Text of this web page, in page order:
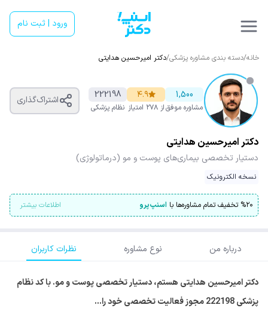
ورود | ثبت نام
خانه/دسته بندی مشاوره پزشکی/دکتر امیرحسین هدایتی
1,500
مشاوره موفق
۴.۹
از ۲۷۸ امتیاز
222198
نظام پزشکی
اشتراک‌گذاری
دکتر امیرحسین هدایتی
دستیار تخصصی بیماری‌های پوست و مو (درماتولوژی)
نسخه الکترونیک
%۲۰ تخفیف تمام مشاوره‌ها با اسنپ‌پرو اطلاعات بیشتر
درباره من نوع مشاوره نظرات کاربران
دکتر امیرحسین هدایتی هستم، دستیار تخصصی پوست و مو. با کد نظام
پزشکی 222198 مجوز فعالیت تخصصی خود را…